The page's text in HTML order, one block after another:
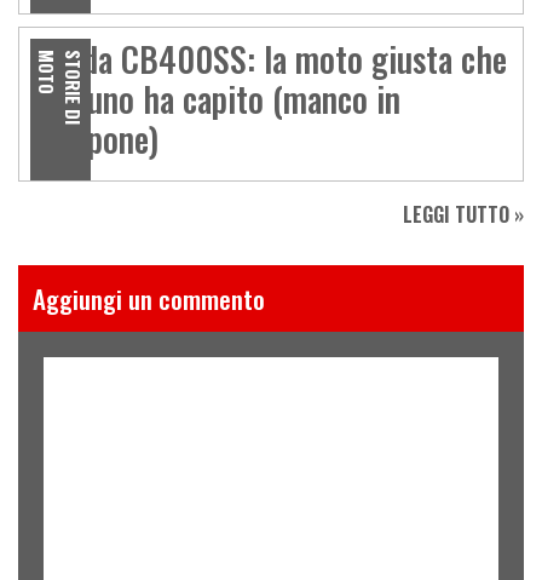
S
T
O
R
I
E
D
I
M
O
T
O
Honda CB400SS: la moto giusta che
nessuno ha capito (manco in
Giappone)
LEGGI TUTTO »
Aggiungi un commento